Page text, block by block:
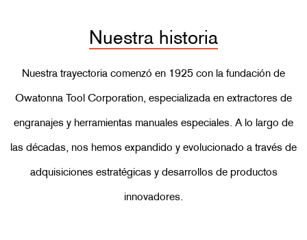
Nuestra historia
Nuestra trayectoria comenzó en 1925 con la fundación de
Owatonna Tool Corporation, especializada en extractores de
engranajes y herramientas manuales especiales. A lo largo de
las décadas, nos hemos expandido y evolucionado a través de
adquisiciones estratégicas y desarrollos de productos
innovadores.